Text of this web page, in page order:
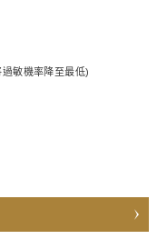
過敏機率降至最低)